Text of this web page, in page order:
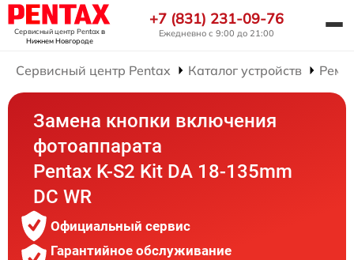
Сервисный центр Pentaxв
Нижнем Новгороде
+7 (831) 231-09-76
Ежедневно с 9:00 до 21:00
Сервисный центр Pentax Каталог устройств
Замена кнопки включения
фотоаппарата
Pentax K-S2 Kit DA 18-135mm
DC WR
Официальный сервис
Гарантийное обслуживание